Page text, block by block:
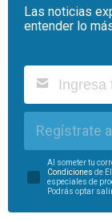
Las noticias
entender lo
Regístrate
Al someter tu
Condiciones de
especiales de
Podrás optar